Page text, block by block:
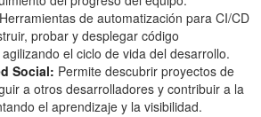
Herramientas de automatización para CI/CD
probar y desplegar código
el ciclo de vida del desarrollo.
Social: Permite descubrir proyectos de
a otros desarrolladores y contribuir a la
el aprendizaje y la visibilidad.